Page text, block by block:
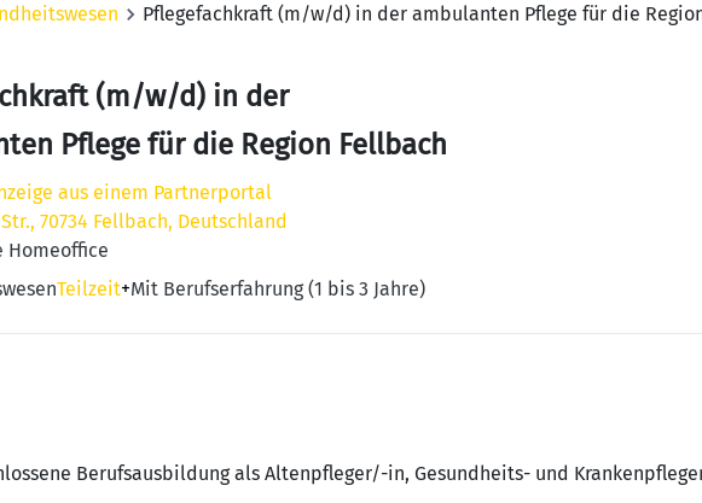
Pflegefachkraft (m/w/d) in der ambulanten Pflege für die
(m/w/d) in der
Pflege für die Region Fellbach
aus einem Partnerportal
70734 Fellbach, Deutschland
Homeoffice
Teilzeit+Mit Berufserfahrung (1 bis 3 Jahre)
Berufsausbildung als Altenpfleger/-in, Gesundheits- und